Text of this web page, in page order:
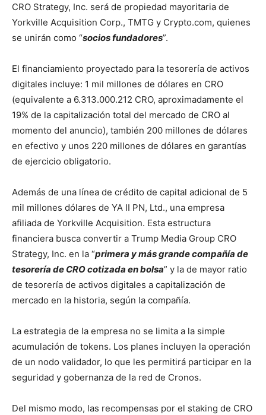
CRO Strategy, Inc. será de propiedad mayoritaria de
Yorkville Acquisition Corp., TMTG y Crypto.com, quienes
se unirán como “socios fundadores”.
El financiamiento proyectado para la tesorería de activos
digitales incluye: 1 mil millones de dólares en CRO
(equivalente a 6.313.000.212 CRO, aproximadamente el
19% de la capitalización total del mercado de CRO al
momento del anuncio), también 200 millones de dólares
en efectivo y unos 220 millones de dólares en garantías
de ejercicio obligatorio.
Además de una línea de crédito de capital adicional de 5
mil millones dólares de YA II PN, Ltd., una empresa
afiliada de Yorkville Acquisition. Esta estructura
financiera busca convertir a Trump Media Group CRO
Strategy, Inc. en la “primera y más grande compañía de
tesorería de CRO cotizada en bolsa” y la de mayor ratio
de tesorería de activos digitales a capitalización de
mercado en la historia, según la compañía.
La estrategia de la empresa no se limita a la simple
acumulación de tokens. Los planes incluyen la operación
de un nodo validador, lo que les permitirá participar en la
seguridad y gobernanza de la red de Cronos.
Del mismo modo, las recompensas por el staking de CRO